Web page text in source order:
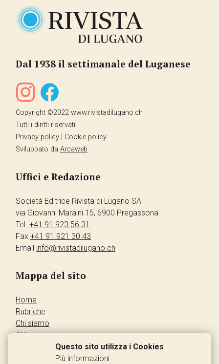
Dal 1938 il settimanale del Luganese
Copyright ©2022 www.rivistadilugano.ch
Tutti i diritti riservati
Privacy policy
Cookie policy
Sviluppato da Arcaweb
Uffici e Redazione
Società Editrice Rivista di Lugano SA
via Giovanni Maraini 15, 6900 Pregassona
Tel. +41 91 923 56 31
Fax +41 91 921 30 43
Email info@rivistadilugano.ch
Mappa del sito
Home
Rubriche
Chi siamo
Abbonamento
Annunci dei lettori
Questo sito utilizza i Cookies
Più informazioni